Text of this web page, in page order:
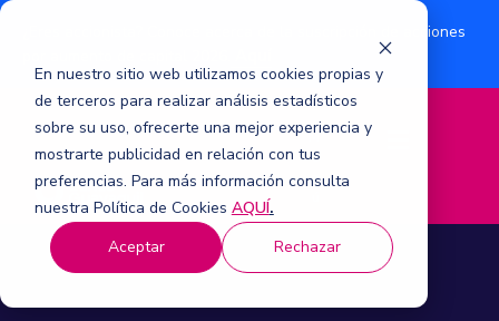
En nuestro sitio web utilizamos cookies propias y
de terceros para realizar análisis estadísticos
sobre su uso, ofrecerte una mejor experiencia y
mostrarte publicidad en relación con tus
preferencias. Para más información consulta
nuestra Política de Cookies AQUÍ.
Aceptar
Rechazar
¿Eres accionista? Conoce acerca de la suscripción de acciones
M
e
n